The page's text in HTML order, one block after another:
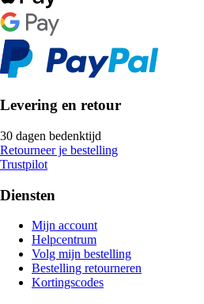
Levering en retour
30 dagen bedenktijd
Retourneer je bestelling
Trustpilot
Diensten
Mijn account
Helpcentrum
Volg mijn bestelling
Bestelling retourneren
Kortingscodes